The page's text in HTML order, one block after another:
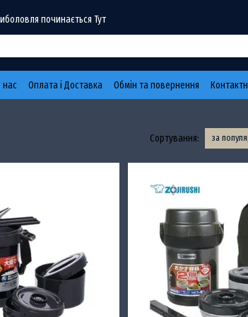
починається Тут
нас Оплата і Доставка Обмін та повернення
Сортування: за